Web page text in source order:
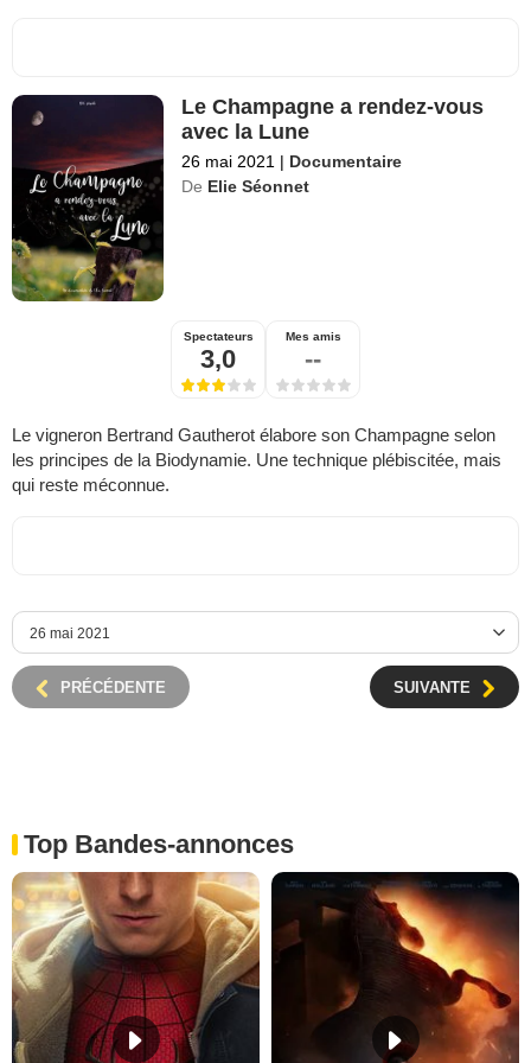
Le Champagne a rendez-vous
avec la Lune
26 mai 2021 | Documentaire
De Elie Séonnet
Spectateurs
3,0
Mes amis
--
Le vigneron Bertrand Gautherot élabore son Champagne selon
les principes de la Biodynamie. Une technique plébiscitée, mais
qui reste méconnue.
PRÉCÉDENTE SUIVANTE
Top Bandes-annonces